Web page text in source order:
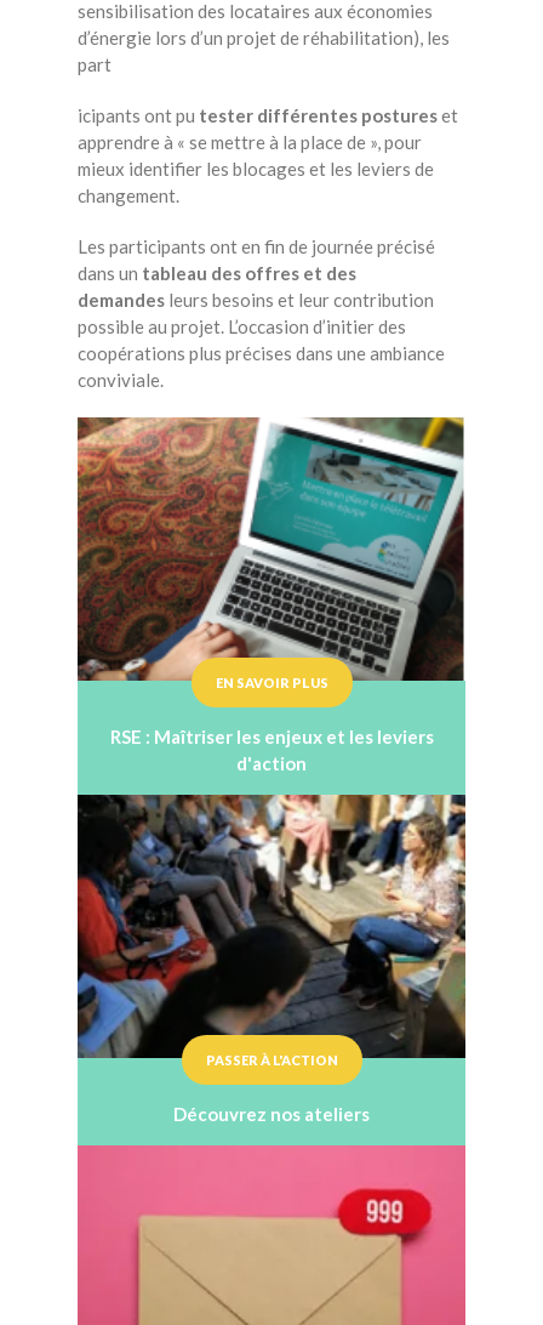
sensibilisation des locataires aux économies
d’énergie lors d’un projet de réhabilitation), les
part
icipants ont pu tester différentes postureset
apprendre à « se mettre à la place de », pour
mieux identifier les blocages et les leviers de
changement.
Les participants ont en fin de journée précisé
dans un tableau des offres et des
demandes leurs besoins et leur contribution
possible au projet. L’occasion d’initier des
coopérations plus précises dans une ambiance
conviviale.
EN SAVOIR PLUS
RSE : Maîtriser les enjeux et les leviers
d'action
PASSER À L'ACTION
Découvrez nos ateliers